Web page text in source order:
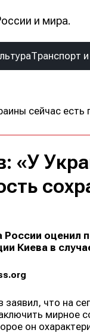
и мира.
Транспорт
«У
оценил
Киева в
что на
мирное
он